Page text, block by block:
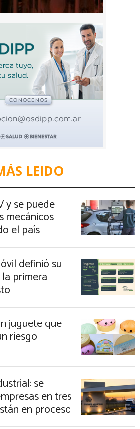
LEIDO
y se puede
mecánicos
el país
definió su
primera
juguete que
riesgo
se
en tres
en proceso